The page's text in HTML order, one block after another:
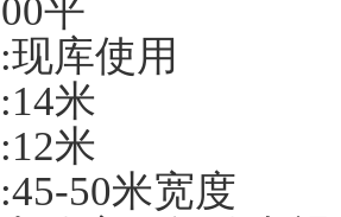
平
库使用
米
米
50米宽度